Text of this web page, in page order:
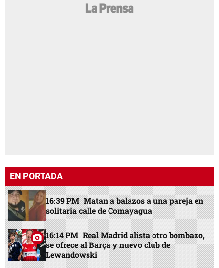
EN PORTADA
16:39 PM Matan a balazos a una pareja en
solitaria calle de Comayagua
16:14 PM Real Madrid alista otro bombazo,
se ofrece al Barça y nuevo club de
Lewandowski